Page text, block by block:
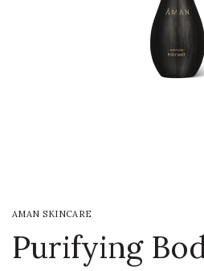
AMAN SKINCARE
Purifying